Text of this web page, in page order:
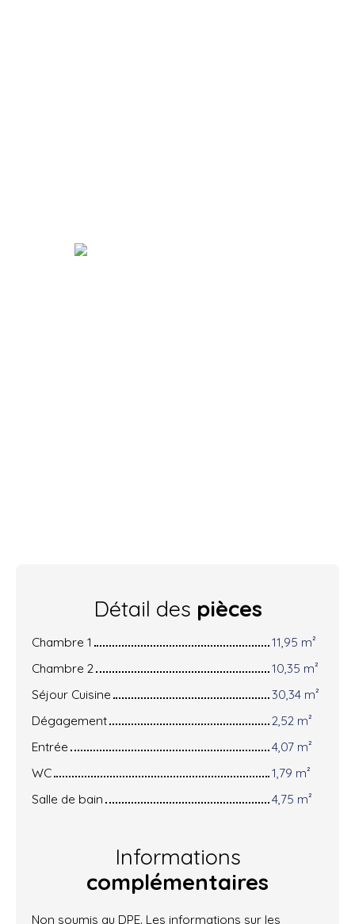
Détail des pièces
Chambre 1
11,95 m²
Chambre 2
10,35 m²
Séjour Cuisine
30,34 m²
Dégagement
2,52 m²
Entrée
4,07 m²
WC
1,79 m²
Salle de bain
4,75 m²
Informations
complémentaires
Non soumis au DPE. Les informations sur les